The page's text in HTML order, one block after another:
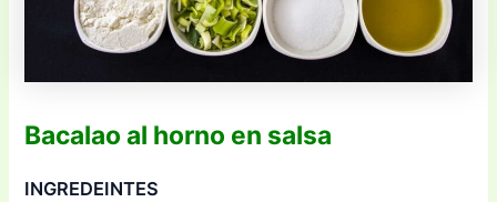
Bacalao al horno en salsa
INGREDEINTES